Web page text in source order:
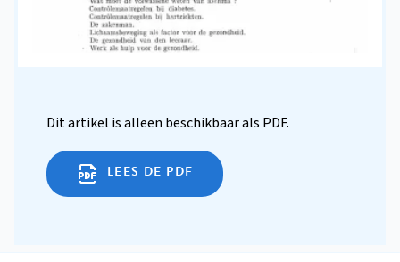
Dit artikel is alleen beschikbaar als PDF.
LEES DE PDF